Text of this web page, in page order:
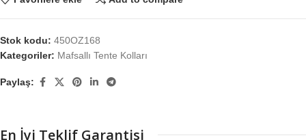
Stok kodu: 450OZ168
Kategoriler: Mafsallı Tente Kolları
Paylaş:
En İyi Teklif Garantisi